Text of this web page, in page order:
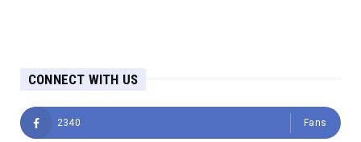
CONNECT WITH US
2340 Fans